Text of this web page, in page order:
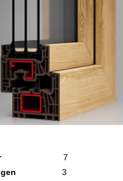
7
3